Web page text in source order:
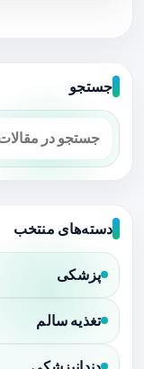
جستجو
دسته‌های منتخب
پزشکی
تغذیه سالم